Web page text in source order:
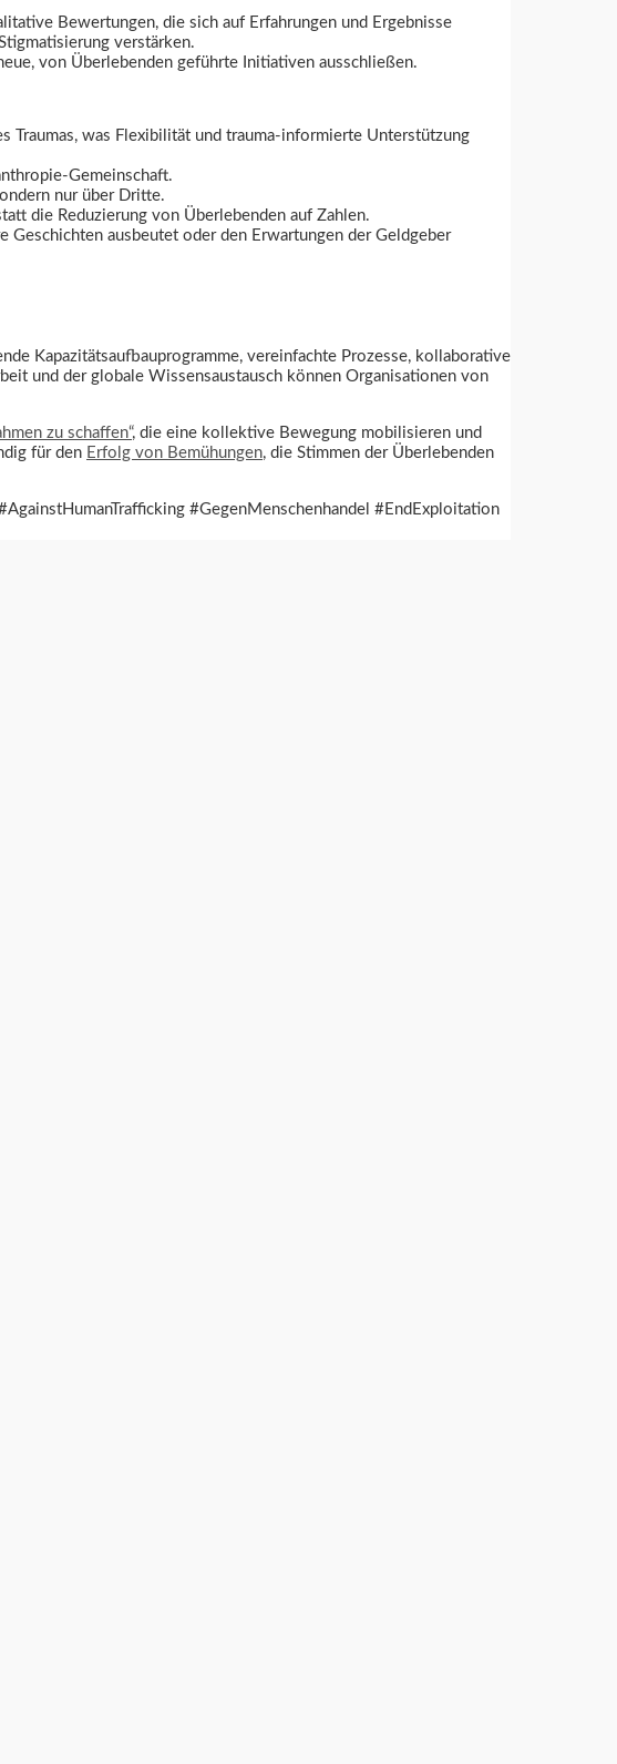
Bewertungen, die sich auf Erfahrungen und Ergebnisse
verstärken.
von Überlebenden geführte Initiativen ausschließen.
Traumas, was Flexibilität und trauma-informierte Unterstützung
Gemeinschaft.
nur über Dritte.
die Reduzierung von Überlebenden auf Zahlen.
Geschichten ausbeutet oder den Erwartungen der Geldgeber
Kapazitätsaufbauprogramme, vereinfachte Prozesse, kollaborative
und der globale Wissensaustausch können Organisationen von
zu schaffen“, die eine kollektive Bewegung mobilisieren und
für den Erfolg von Bemühungen, die Stimmen der Überlebenden
#GegenMenschenhandel #EndExploitation